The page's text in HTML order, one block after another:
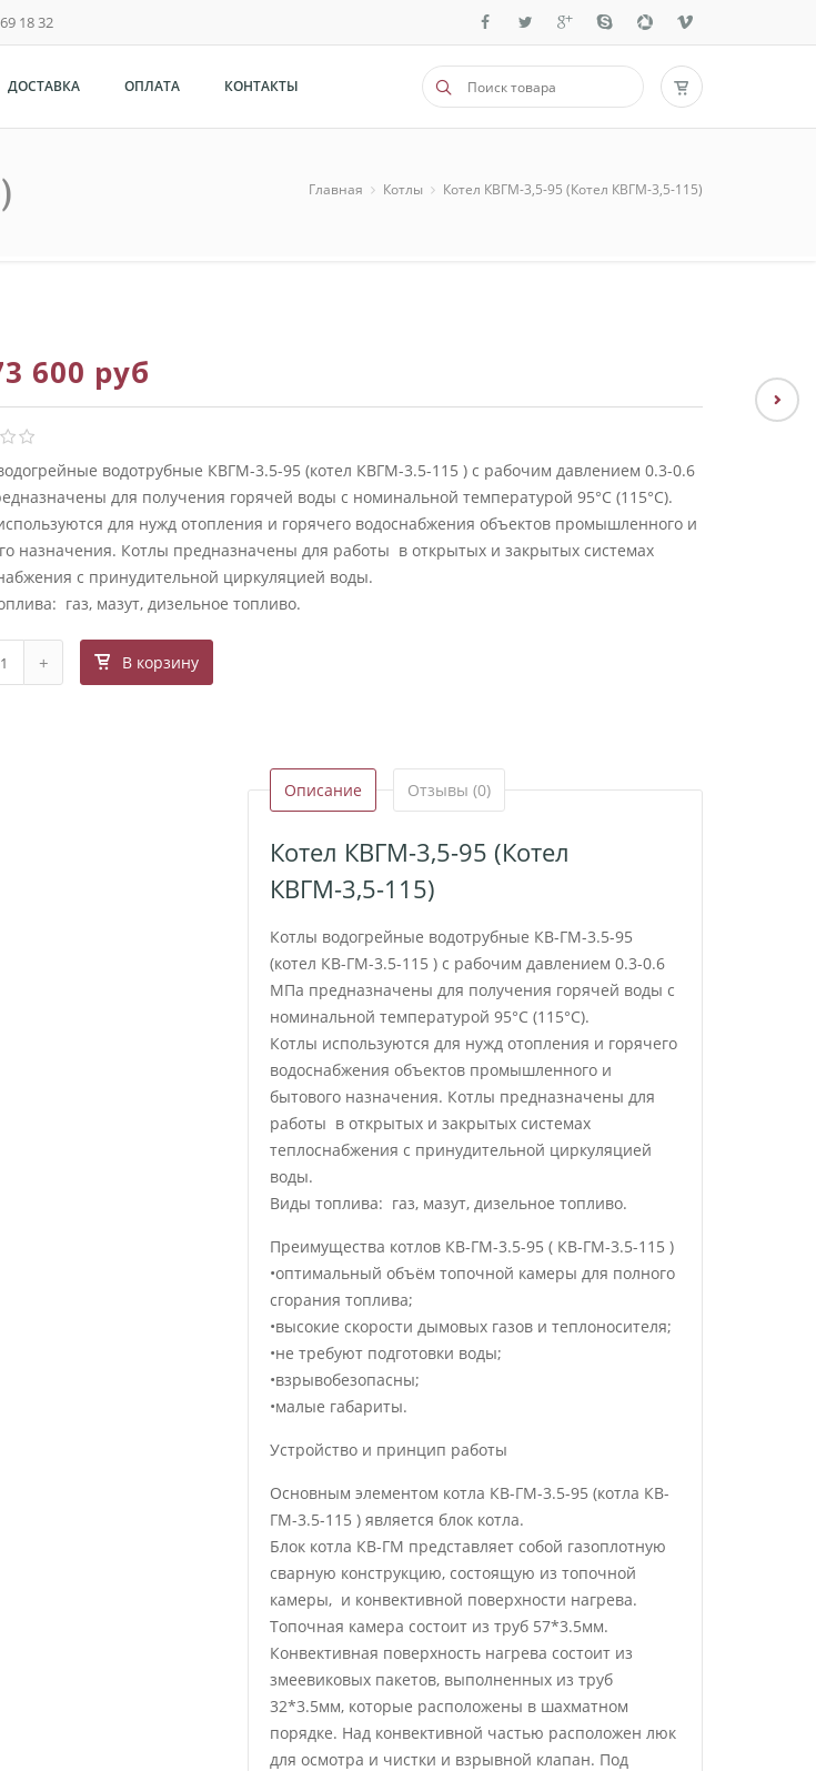
18 32
ДОСТАВКА ОПЛАТА КОНТАКТЫ
Главная Котлы Котел КВГМ-3,5-95 (Котел КВГМ-3,5-115)
600 руб
водотрубные КВГМ-3.5-95 (котел КВГМ-3.5-115 ) с рабочим давлением 0.3-0.6
для получения горячей воды с номинальной температурой 95°С (115°С).
для нужд отопления и горячего водоснабжения объектов промышленного и
назначения. Котлы предназначены для работы в открытых и закрытых системах
с принудительной циркуляцией воды.
газ, мазут, дизельное топливо.
В корзину
Описание Отзывы (0)
Котел КВГМ-3,5-95 (Котел
КВГМ-3,5-115)
Котлы водогрейные водотрубные КВ-ГМ-3.5-95
(котел КВ-ГМ-3.5-115 ) с рабочим давлением 0.3-0.6
МПа предназначены для получения горячей воды с
номинальной температурой 95°С (115°С).
Котлы используются для нужд отопления и горячего
водоснабжения объектов промышленного и
бытового назначения. Котлы предназначены для
работы в открытых и закрытых системах
теплоснабжения с принудительной циркуляцией
воды.
Виды топлива: газ, мазут, дизельное топливо.
Преимущества котлов КВ-ГМ-3.5-95 ( КВ-ГМ-3.5-115 )
•оптимальный объём топочной камеры для полного
сгорания топлива;
•высокие скорости дымовых газов и теплоносителя;
•не требуют подготовки воды;
•взрывобезопасны;
•малые габариты.
Устройство и принцип работы
Основным элементом котла КВ-ГМ-3.5-95 (котла КВ-
ГМ-3.5-115 ) является блок котла.
Блок котла КВ-ГМ представляет собой газоплотную
сварную конструкцию, состоящую из топочной
камеры, и конвективной поверхности нагрева.
Топочная камера состоит из труб 57*3.5мм.
Конвективная поверхность нагрева состоит из
змеевиковых пакетов, выполненных из труб
32*3.5мм, которые расположены в шахматном
порядке. Над конвективной частью расположен люк
для осмотра и чистки и взрывной клапан. Под